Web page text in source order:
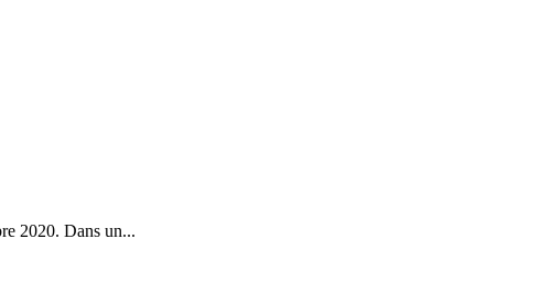
2020. Dans un...